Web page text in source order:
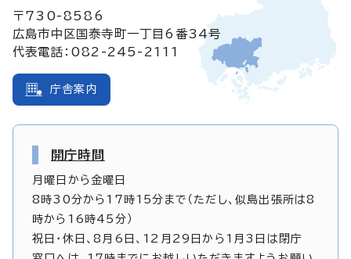
〒730-8586
広島市中区国泰寺町一丁目6番34号
代表電話：082-245-2111
庁舎案内
開庁時間
月曜日から金曜日
8時30分から17時15分まで（ただし、似島出張所は8
時から16時45分）
祝日・休日、8月6日、12月29日から1月3日は閉庁